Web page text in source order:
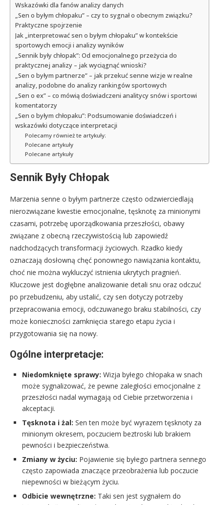
Wskazówki dla fanów analizy danych
„Sen o byłym chłopaku” – czy to sygnał o obecnym związku?
Praktyczne spojrzenie
Jak „interpretować sen o byłym chłopaku” w kontekście
sportowych emocji i analizy wyników
„Sennik były chłopak”: Od emocjonalnego przeżycia do
praktycznej analizy – jak wyciągnąć wnioski?
„Sen o byłym partnerze” – jak przekuć senne wizje w realne
analizy, podobne do analizy rankingów sportowych
„Sen o ex” – co mówią doświadczeni analitycy snów i sportowi
komentatorzy
„Sen o byłym chłopaku”: Podsumowanie doświadczeń i
wskazówki dotyczące interpretacji
Polecamy również te artykuły:
Polecane artykuły
Polecane artykuły
Sennik Były Chłopak
Marzenia senne o byłym partnerze często odzwierciedlają
nierozwiązane kwestie emocjonalne, tęsknotę za minionymi
czasami, potrzebę uporządkowania przeszłości, obawy
związane z obecną rzeczywistością lub zapowiedź
nadchodzących transformacji życiowych. Rzadko kiedy
oznaczają dosłowną chęć ponownego nawiązania kontaktu,
choć nie można wykluczyć istnienia ukrytych pragnień.
Kluczowe jest dogłębne analizowanie detali snu oraz odczuć
po przebudzeniu, aby ustalić, czy sen dotyczy potrzeby
przepracowania emocji, odczuwanego braku stabilności, czy
może konieczności zamknięcia starego etapu życia i
przygotowania się na nowy.
Ogólne interpretacje:
Niedomknięte sprawy: Wizja byłego chłopaka w snach
może sygnalizować, że pewne zaległości emocjonalne z
przeszłości nadal wymagają od Ciebie przetworzenia i
akceptacji.
Tęsknota i żal: Sen ten może być wyrazem tęsknoty za
minionym okresem, poczuciem beztroski lub brakiem
pewności i bezpieczeństwa.
Zmiany w życiu: Pojawienie się byłego partnera sennego
często zapowiada znaczące przeobrażenia lub poczucie
niepewności w bieżącym życiu.
Odbicie wewnętrzne: Taki sen jest sygnałem do